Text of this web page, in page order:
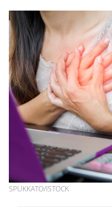
SPUKKATO/ISTOCK